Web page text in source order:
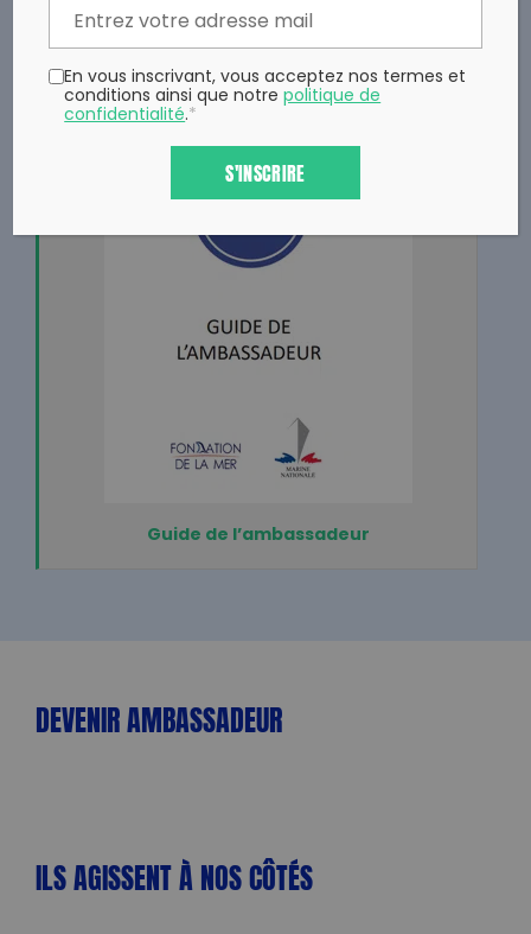
Guide de l’ambassadeur
DEVENIR AMBASSADEUR
ILS AGISSENT À NOS CÔTÉS
En vous inscrivant, vous acceptez nos termes et
conditions ainsi que notrepolitique de
confidentialité.*
S'INSCRIRE